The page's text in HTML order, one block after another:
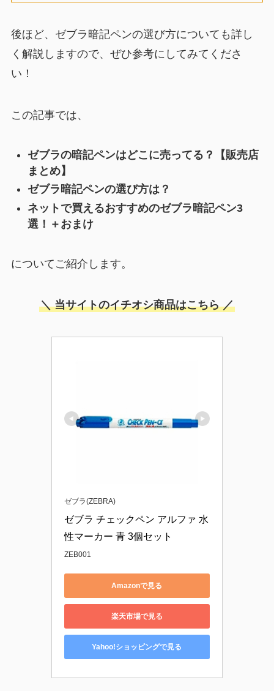
後ほど、ゼブラ暗記ペンの選び方についても詳し
く解説しますので、ぜひ参考にしてみてくださ
い！
この記事では、
ゼブラの暗記ペンはどこに売ってる？【販売店
まとめ】
ゼブラ暗記ペンの選び方は？
ネットで買えるおすすめのゼブラ暗記ペン3
選！＋おまけ
についてご紹介します。
＼ 当サイトのイチオシ商品はこちら ／
ゼブラ(ZEBRA)
ゼブラ チェックペン アルファ 水
性マーカー 青 3個セット
ZEB001
Amazonで見る
楽天市場で見る
Yahoo!ショッピングで見る